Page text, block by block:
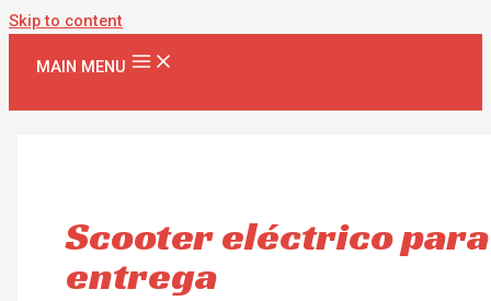
Skip to content
MAIN MENU
Scooter eléctrico para
entrega